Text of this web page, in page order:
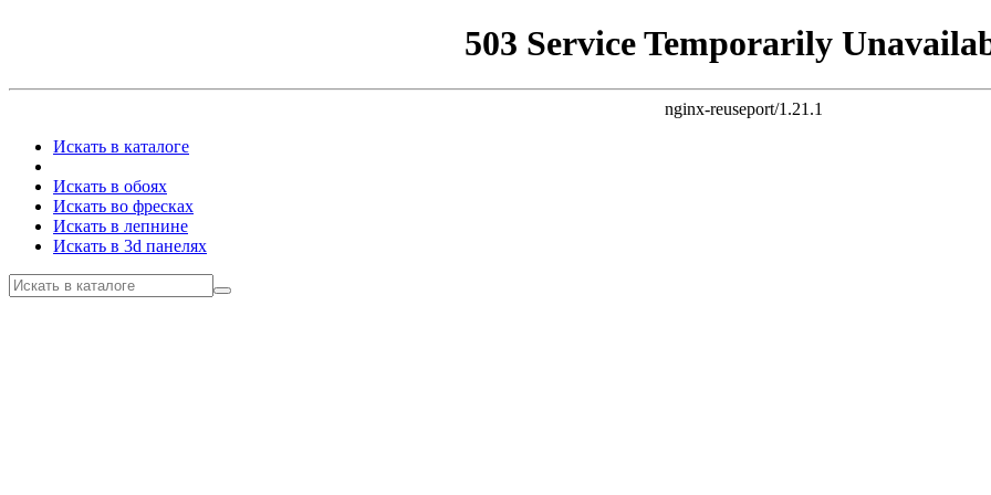
503 Service Temporarily
nginx-reuseport/1.21.1
Искать в каталоге
Искать в обоях
Искать во фресках
Искать в лепнине
Искать в 3d панелях